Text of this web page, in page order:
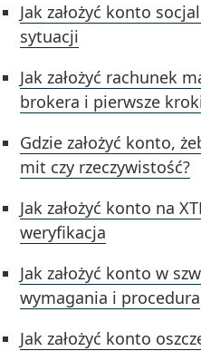
Jak założyć konto
sytuacji
Jak założyć rachunek
brokera i pierwsze
Gdzie założyć konto,
mit czy rzeczywistość?
Jak założyć konto na
weryfikacja
Jak założyć konto w
wymagania i procedura
Jak założyć konto